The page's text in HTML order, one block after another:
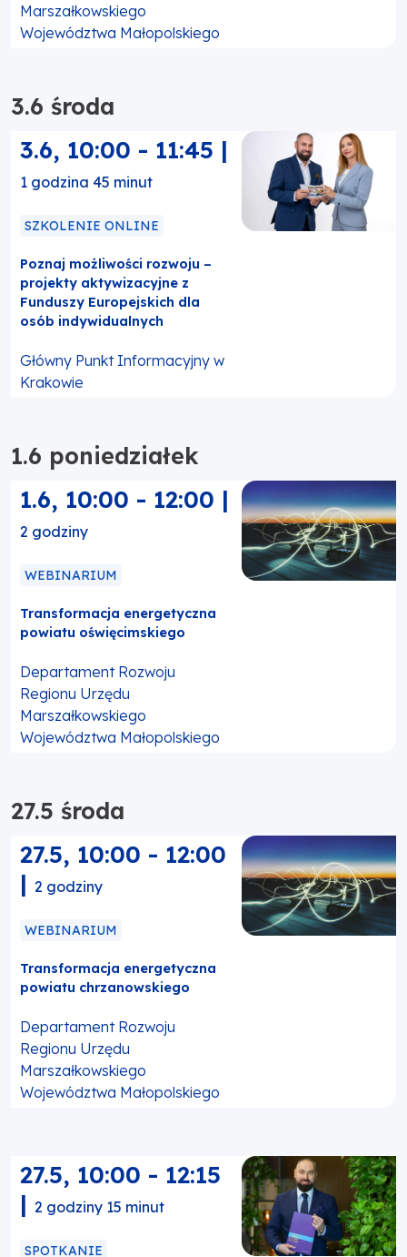
Marszałkowskiego
Województwa Małopolskiego
3.6 środa
3.6, 10:00 - 11:45 |
1 godzina 45 minut
SZKOLENIE ONLINE
Poznaj możliwości rozwoju –
projekty aktywizacyjne z
Funduszy Europejskich dla
osób indywidualnych
Główny Punkt Informacyjny w
Krakowie
1.6 poniedziałek
1.6, 10:00 - 12:00 |
2 godziny
WEBINARIUM
Transformacja energetyczna
powiatu oświęcimskiego
Departament Rozwoju
Regionu Urzędu
Marszałkowskiego
Województwa Małopolskiego
27.5 środa
27.5, 10:00 - 12:00
| 2 godziny
WEBINARIUM
Transformacja energetyczna
powiatu chrzanowskiego
Departament Rozwoju
Regionu Urzędu
Marszałkowskiego
Województwa Małopolskiego
27.5, 10:00 - 12:15
| 2 godziny 15 minut
SPOTKANIE